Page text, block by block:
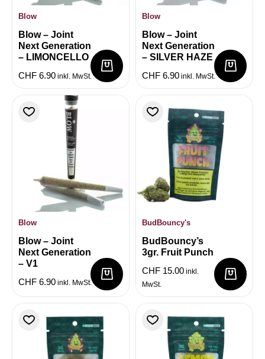
Blow
Blow – Joint
Next Generation
– LIMONCELLO
CHF 6.90 inkl. MwSt.
Blow
Blow – Joint
Next Generation
– SILVER HAZE
CHF 6.90 inkl. MwSt.
Blow
Blow – Joint
Next Generation
– V1
CHF 6.90 inkl. MwSt.
BudBouncy's
BudBouncy’s
3gr. Fruit Punch
CHF 15.00 inkl.
MwSt.